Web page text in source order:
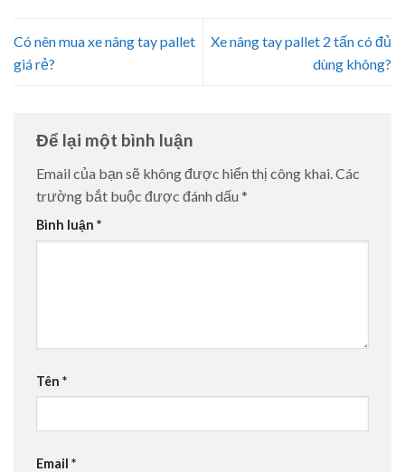
Có nên mua xe nâng tay pallet
giá rẻ?
Xe nâng tay pallet 2 tấn có đủ
dùng không?
Để lại một bình luận
Email của bạn sẽ không được hiển thị công khai.Các
trường bắt buộc được đánh dấu *
Bình luận *
Tên *
Email *